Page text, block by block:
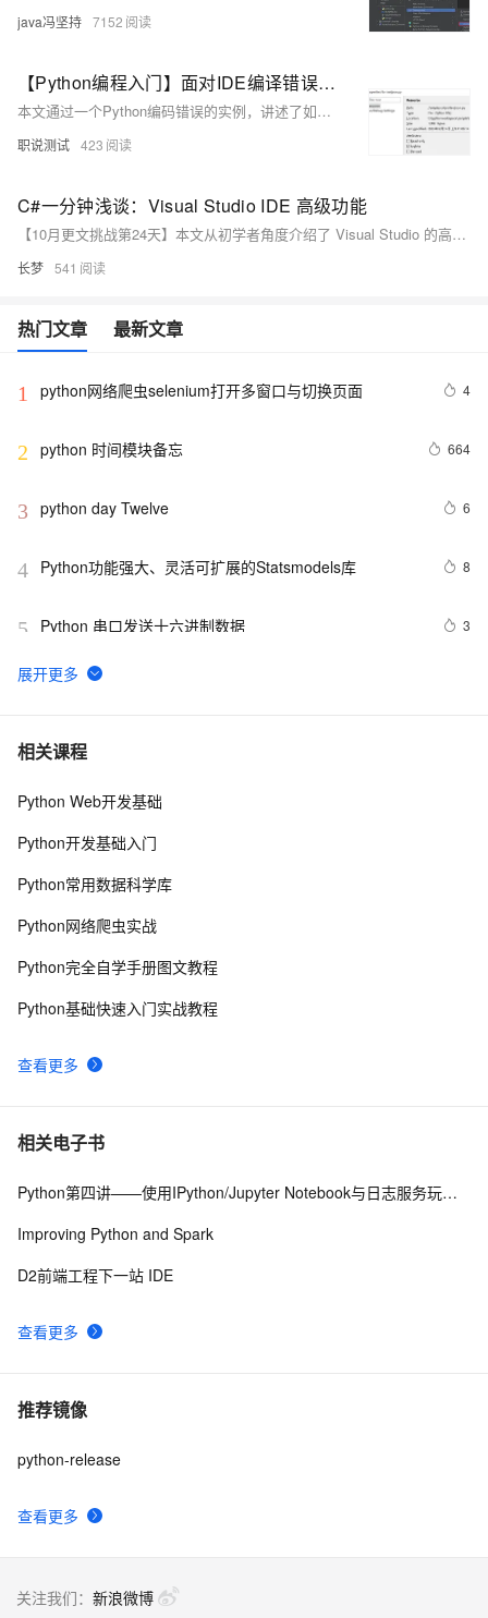
java冯坚持 7152
【Python编程入门】面对IDE编译错误：如何解读系统提示并解决问题
本文通过一个Python编码错误的实例，讲述了如何根据系统提示解读并解决IDE编译中出现的问题，强调了直接查阅官方文档的重要性，而不是盲目依赖百度搜索来解决问题。
职说测试 423
C#一分钟浅谈：Visual Studio IDE 高级功能
【10月更文挑战第24天】本文从初学者角度介绍了 Visual Studio 的高级功能，包括安装与配置、创建项目、运行与调试、常见问题及解决方案（如代码格式化、重构、导航、单元测试、代码分析），以及智能感知、Live Unit Testing、代码生成和代码片段等高级功能，帮助开发者提高效率和代码质量。
长梦 541
热门文章 最新文章
1 python网络爬虫selenium打开多窗口与切换页面 4
2 python 时间模块备忘 664
3 python day Twelve 6
4 Python功能强大、灵活可扩展的Statsmodels库 8
5 Python 串口发送十六进制数据 3
6 python join 和 split的常用使用方法
7 python 模块初始
8 python中使用and和or来实现其它语言中的?号表达式
10Python是一种广泛使用的高级编程语言，具有许多优点
相关课程
查看更多
Python Web开发基础
Python开发基础入门
Python常用数据科学库
Python网络爬虫实战
Python完全自学手册图文教程
Python基础快速入门实战教程
相关电子书
查看更多
Python第四讲——使用IPython/Jupyter Notebook与日志服务玩转超大规模数据分析与可视化
Improving Python and Spark
D2前端工程下一站 IDE
推荐镜像
查看更多
python-release
关注我们： 新浪微博